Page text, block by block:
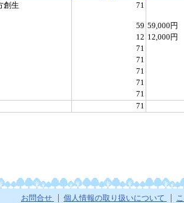
創生
71
59 59,000円
12 12,000円
71
71
71
71
71
71
お問合せ 個人情報の取り扱いについて